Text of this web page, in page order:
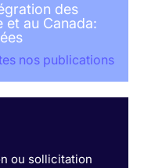
des
et au Canada:
nos publications
ou sollicitation